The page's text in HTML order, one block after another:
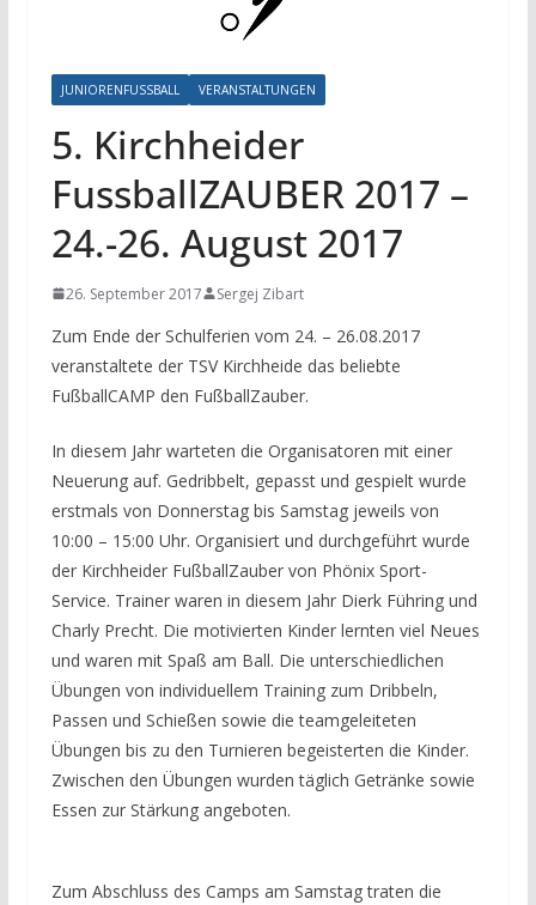
JUNIORENFUSSBALL VERANSTALTUNGEN
5. Kirchheider
FussballZAUBER 2017 –
24.-26. August 2017
26. September 2017 Sergej Zibart
Zum Ende der Schulferien vom 24. – 26.08.2017
veranstaltete der TSV Kirchheide das beliebte
FußballCAMP den FußballZauber.
In diesem Jahr warteten die Organisatoren mit einer
Neuerung auf. Gedribbelt, gepasst und gespielt wurde
erstmals von Donnerstag bis Samstag jeweils von
10:00 – 15:00 Uhr. Organisiert und durchgeführt wurde
der Kirchheider FußballZauber von Phönix Sport-
Service. Trainer waren in diesem Jahr Dierk Führing und
Charly Precht. Die motivierten Kinder lernten viel Neues
und waren mit Spaß am Ball. Die unterschiedlichen
Übungen von individuellem Training zum Dribbeln,
Passen und Schießen sowie die teamgeleiteten
Übungen bis zu den Turnieren begeisterten die Kinder.
Zwischen den Übungen wurden täglich Getränke sowie
Essen zur Stärkung angeboten.
Zum Abschluss des Camps am Samstag traten die